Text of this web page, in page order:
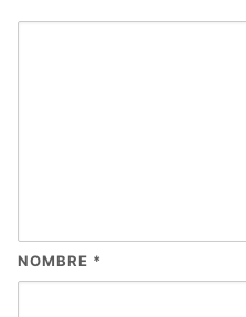
NOMBRE *